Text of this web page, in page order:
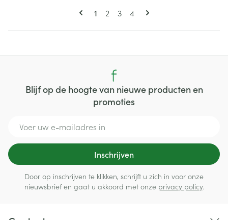
Pagina's
U lees momenteel pagina
1 Pagina
2 Pagina
3 Pagina
4
Blijf op de hoogte van nieuwe producten en
promoties
Inschrijven
Door op inschrijven te klikken, schrijft u zich in voor onze
nieuwsbrief en gaat u akkoord met onze privacy policy.